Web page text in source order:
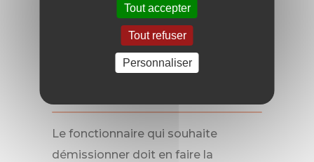
Bureau des retraites
Tél : 02 41 35 48 41
Le fonctionnaire qui souhaite
démissionner doit en faire la
Tout accepter
Tout refuser
Personnaliser